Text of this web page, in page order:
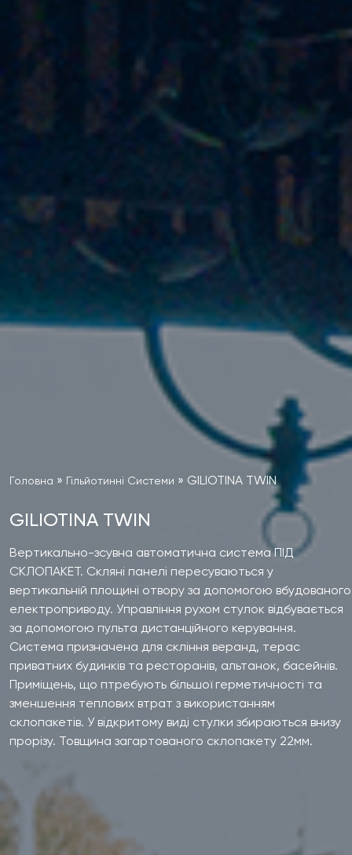
Головна » Гільйотинні Системи » GILIOTINA TWIN
GILIOTINA TWIN
Вертикально-зсувна автоматична система ПІД
СКЛОПАКЕТ. Скляні панелі пересуваються у
вертикальній площині отвору за допомогою вбудованого
електроприводу. Управління рухом стулок відбувається
за допомогою пульта дистанційного керування.
Система призначена для скління веранд, терас
приватних будинків та ресторанів, альтанок, басейнів.
Приміщень, що птребують більшої герметичності та
зменшення теплових втрат з використанням
склопакетів. У відкритому виді стулки збираються внизу
прорізу. Товщина загартованого склопакету 22мм.